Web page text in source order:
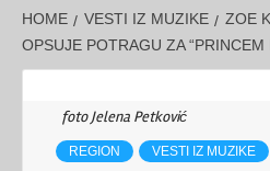
HOME VESTI IZ MUZIKE
ZOE
OPSUJE POTRAGU ZA “PRINCEM
foto Jelena Petković
REGION VESTI IZ MUZIKE